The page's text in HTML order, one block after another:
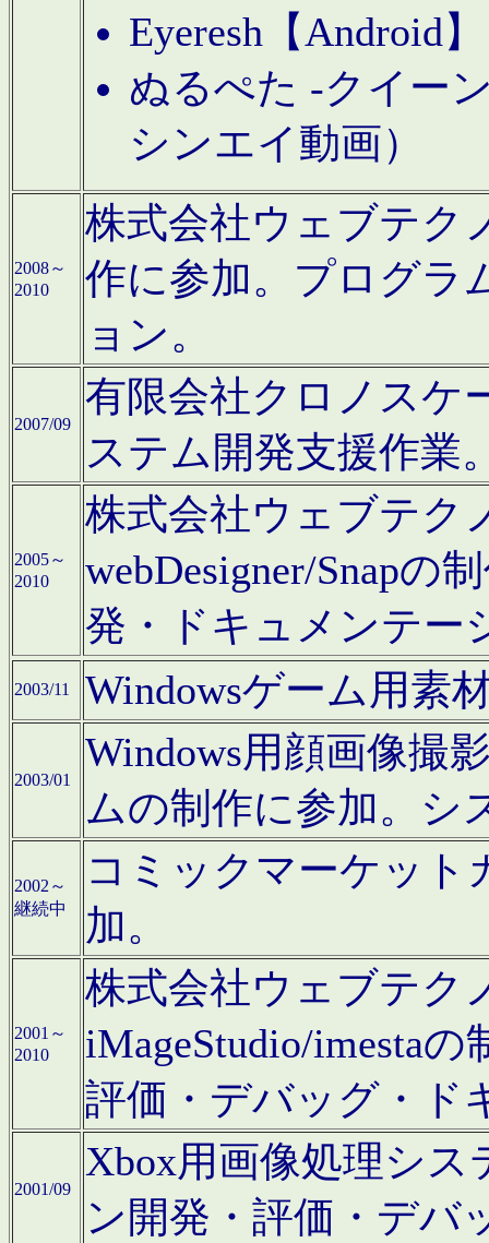
Eyeresh【Android
ぬるぺた -クイー
シンエイ動画）
2008～
2010
株式会社ウェブテク
作に参加。プログラ
ョン。
2007/09
有限会社クロノスケ
ステム開発支援作業
2005～
2010
株式会社ウェブテク
webDesigner/Snapの
発・ドキュメンテー
2003/11 Windowsゲーム用素
2003/01
Windows用顔画像撮
ムの制作に参加。シ
2002～
継続中
コミックマーケット
加。
2001～
2010
株式会社ウェブテク
iMageStudio/imesta
評価・デバッグ・ド
2001/09
Xbox用画像処理シ
ン開発・評価・デバ